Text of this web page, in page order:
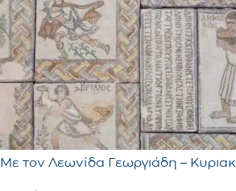
Με τον Λεωνίδα Γεωργιάδη –